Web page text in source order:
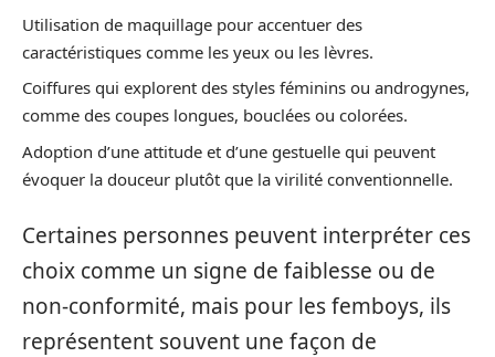
Utilisation de maquillage pour accentuer des
caractéristiques comme les yeux ou les lèvres.
Coiffures qui explorent des styles féminins ou androgynes,
comme des coupes longues, bouclées ou colorées.
Adoption d’une attitude et d’une gestuelle qui peuvent
évoquer la douceur plutôt que la virilité conventionnelle.
Certaines personnes peuvent interpréter ces
choix comme un signe de faiblesse ou de
non-conformité, mais pour les femboys, ils
représentent souvent une façon de